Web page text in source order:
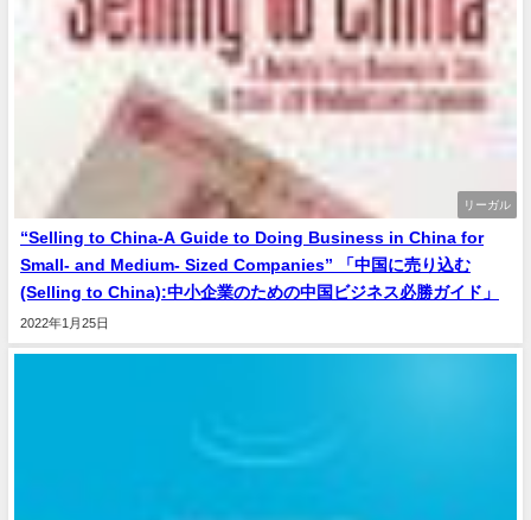
リーガル
“Selling to China-A Guide to Doing Business in China for
Small- and Medium- Sized Companies” 「中国に売り込む
(Selling to China):中小企業のための中国ビジネス必勝ガイド」
2022年1月25日